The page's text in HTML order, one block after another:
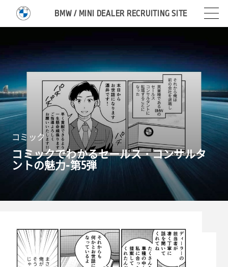
BMW / MINI DEALER RECRUITING SITE
コミック
コミックでわかるセールス・コンサルタ
ントの魅力-第5弾